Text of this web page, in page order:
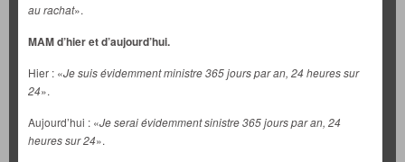
au rachat».
MAM d’hier et d’aujourd’hui.
Hier : «Je suis évidemment ministre 365 jours par an, 24 heures sur
24».
Aujourd’hui : «Je serai évidemment sinistre 365 jours par an, 24
heures sur 24».